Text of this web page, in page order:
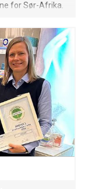
for Sør-Afrika.